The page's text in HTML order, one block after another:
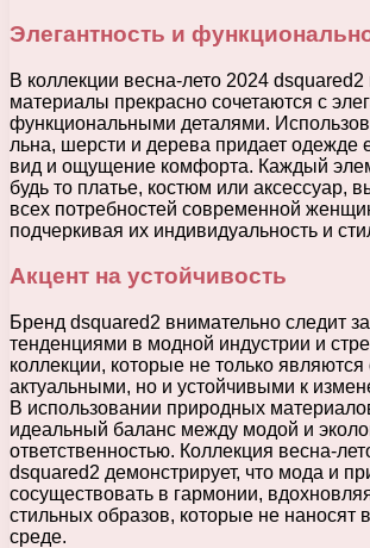
Элегантность и
В коллекции весна-лето 2024
материалы прекрасно сочетаются с
функциональными деталями.
льна, шерсти и дерева придает одежде
вид и ощущение комфорта. Каждый
будь то платье, костюм или аксессуар,
всех потребностей современной
подчеркивая их индивидуальность и
Акцент на устойчивость
Бренд dsquared2 внимательно следит
тенденциями в модной индустрии и
коллекции, которые не только
актуальными, но и устойчивыми к
В использовании природных
идеальный баланс между модой и
ответственностью. Коллекция весна-
dsquared2 демонстрирует, что мода и
сосуществовать в гармонии,
стильных образов, которые не наносят
среде.